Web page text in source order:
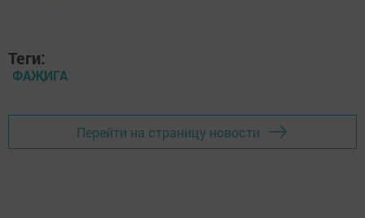
Теги:
ФАҖИГА
Перейти на страницу новости